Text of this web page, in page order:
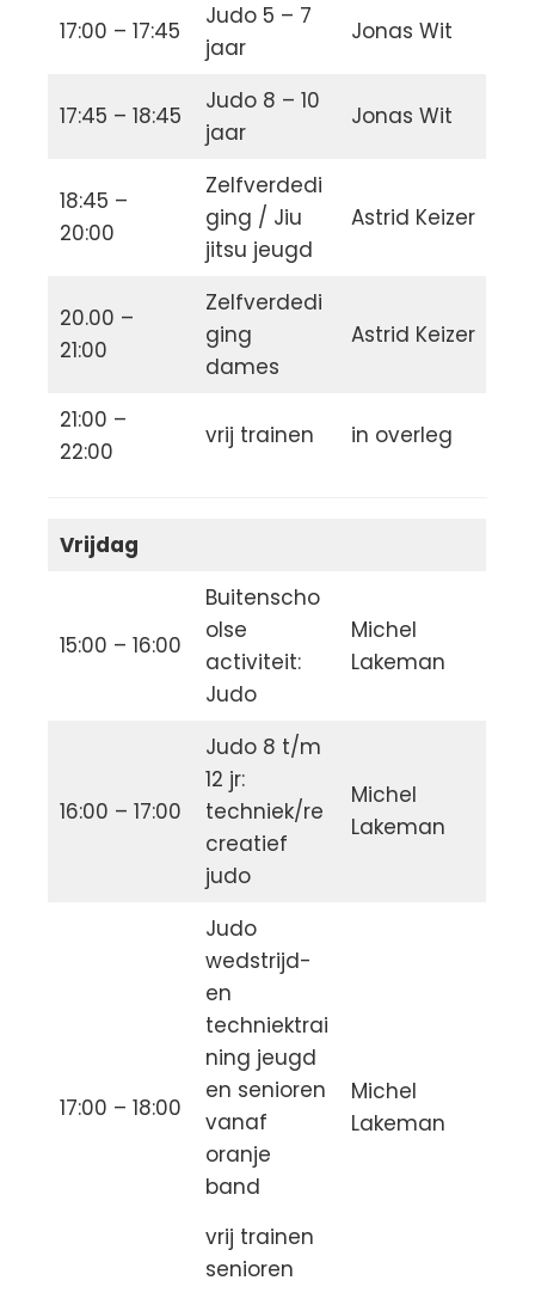
17:00 – 17:45
Judo 5 – 7
jaar
Jonas Wit
17:45 – 18:45
Judo 8 – 10
jaar
Jonas Wit
18:45 –
20:00
Zelfverdedi
ging / Jiu
jitsu jeugd
Astrid Keizer
20.00 –
21:00
Zelfverdedi
ging
dames
Astrid Keizer
21:00 –
22:00
vrij trainen in overleg
Vrijdag
15:00 – 16:00
Buitenscho
olse
activiteit:
Judo
Michel
Lakeman
16:00 – 17:00
Judo 8 t/m
12 jr:
techniek/re
creatief
judo
Michel
Lakeman
17:00 – 18:00
Judo
wedstrijd-
en
techniektrai
ning jeugd
en senioren
vanaf
oranje
band
vrij trainen
senioren
Michel
Lakeman